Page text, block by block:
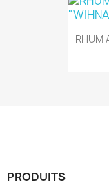
RHUM
PRODUITS